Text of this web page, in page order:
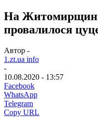
На
провалилося
Автор -
1.zt.ua info
-
10.08.2020 - 13:57
Facebook
WhatsApp
Telegram
Copy URL